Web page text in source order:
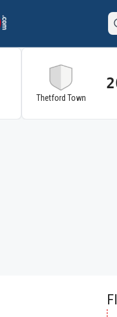
Thetford Town